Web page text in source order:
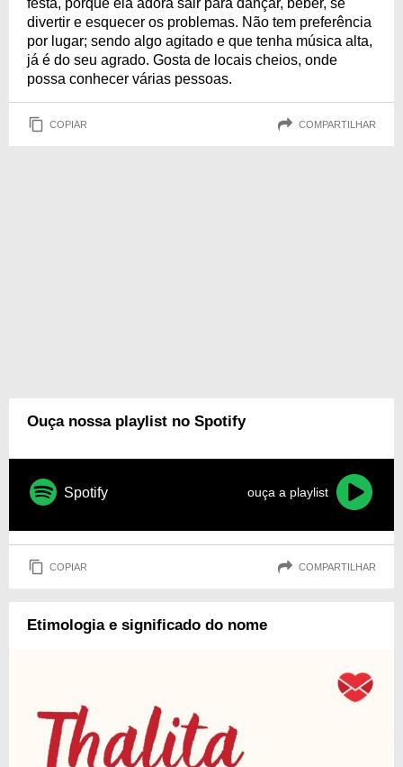
festa, porque ela adora sair para dançar, beber, se
divertir e esquecer os problemas. Não tem preferência
por lugar; sendo algo agitado e que tenha música alta,
já é do seu agrado. Gosta de locais cheios, onde
possa conhecer várias pessoas.
COPIAR COMPARTILHAR
Ouça nossa playlist no Spotify
Spotify ouça a playlist
COPIAR COMPARTILHAR
Etimologia e significado do nome